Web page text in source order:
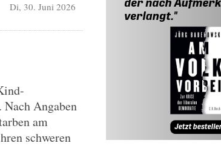
Di, 30. Juni 2026
Angaben
am
schweren